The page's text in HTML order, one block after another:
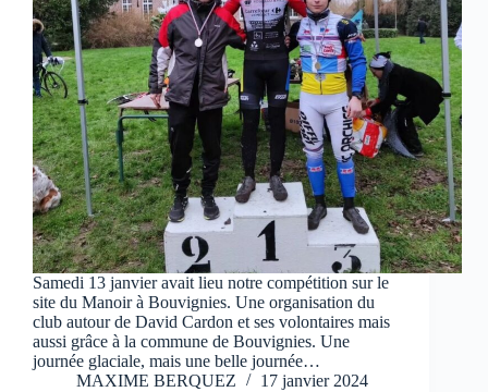
Samedi 13 janvier avait lieu notre compétition sur le
site du Manoir à Bouvignies. Une organisation du
club autour de David Cardon et ses volontaires mais
aussi grâce à la commune de Bouvignies. Une
journée glaciale, mais une belle journée…
MAXIME BERQUEZ
17 janvier 2024